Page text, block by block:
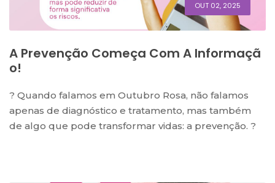
OUT 02, 2025
A Prevenção Começa Com A Informaçã
O!
? Quando falamos em Outubro Rosa, não falamos
apenas de diagnóstico e tratamento, mas também
de algo que pode transformar vidas: a prevenção. ?